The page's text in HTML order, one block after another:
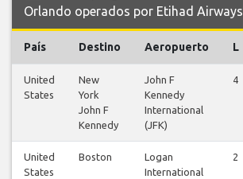
Orlando operados por Etihad Airways
País Destino Aeropuerto L
United
States
New
York
John F
Kennedy
John F
Kennedy
International
(JFK)
4
United
States
Boston
Logan
International
2